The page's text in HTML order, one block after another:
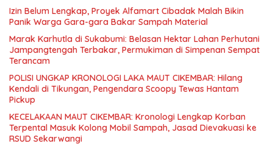
Izin Belum Lengkap, Proyek Alfamart Cibadak Malah Bikin
Panik Warga Gara-gara Bakar Sampah Material
Marak Karhutla di Sukabumi: Belasan Hektar Lahan Perhutani
Jampangtengah Terbakar, Permukiman di Simpenan Sempat
Terancam
POLISI UNGKAP KRONOLOGI LAKA MAUT CIKEMBAR: Hilang
Kendali di Tikungan, Pengendara Scoopy Tewas Hantam
Pickup
KECELAKAAN MAUT CIKEMBAR: Kronologi Lengkap Korban
Terpental Masuk Kolong Mobil Sampah, Jasad Dievakuasi ke
RSUD Sekarwangi